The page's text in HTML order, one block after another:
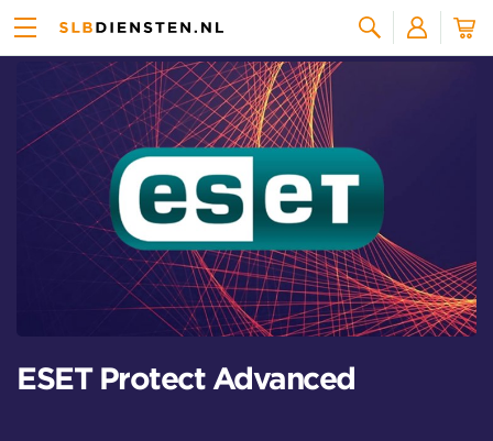
Zoeken
Alle licenties
ESET Protect Advanced